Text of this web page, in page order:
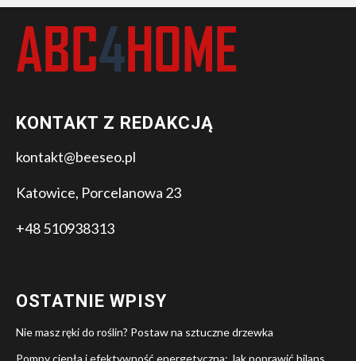
KONTAKT Z REDAKCJĄ
kontakt@beeseo.pl
Katowice, Porcelanowa 23
+48 510938313
OSTATNIE WPISY
Nie masz ręki do roślin? Postaw na sztuczne drzewka
Pompy ciepła i efektywność energetyczna: Jak poprawić bilans